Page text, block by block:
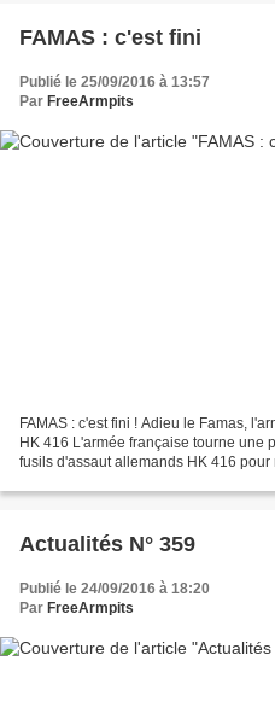
FAMAS : c'est fini
Publié le 25/09/2016 à 13:57
Par FreeArmpits
FAMAS : c'est fini ! Adieu le Famas,
HK 416 L'armée française tourne une
fusils d'assaut allemands HK 416
Actualités N° 359
Publié le 24/09/2016 à 18:20
Par FreeArmpits